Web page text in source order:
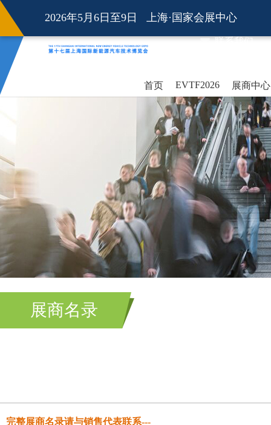
2026年5月6日至9日 上海·国家会展中心
联系我们
首页 EVTF2026 展商中心
展商名录
完整展商名录请与销售代表联系---